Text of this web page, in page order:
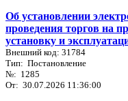
Об установлении
проведения торгов на
установку и
Внешний код: 31784
Тип: Постановление
№: 1285
От: 30.07.2026 11:36:00